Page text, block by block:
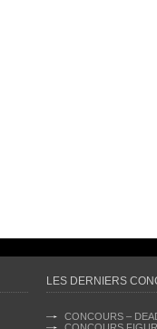
LES DERNIERS
CONCOURS –